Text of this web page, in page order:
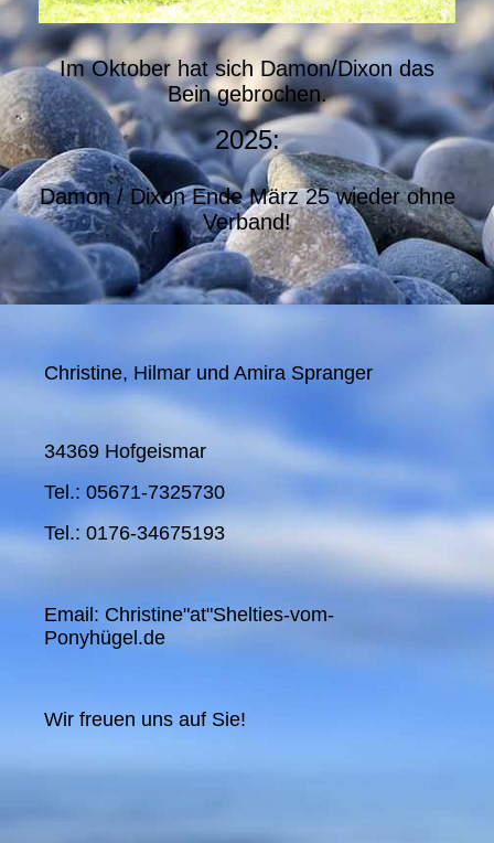
Im Oktober hat sich Damon/Dixon das
Bein gebrochen.
2025:
Damon / Dixon Ende März 25 wieder ohne
Verband!
Christine, Hilmar und Amira Spranger
34369 Hofgeismar
Tel.: 05671-7325730
Tel.: 0176-34675193
Email: Christine"at"Shelties-vom-
Ponyhügel.de
Wir freuen uns auf Sie!